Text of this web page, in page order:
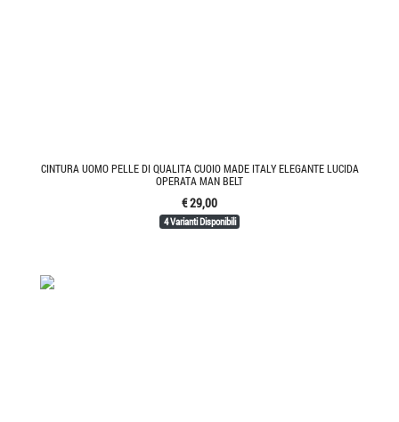
CINTURA UOMO PELLE DI QUALITA CUOIO MADE ITALY ELEGANTE LUCIDA
OPERATA MAN BELT
€ 29,00
4 Varianti Disponibili